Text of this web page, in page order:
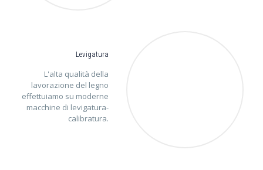
Levigatura
L'alta qualità della
lavorazione del legno
effettuiamo su moderne
macchine di levigatura-
calibratura.